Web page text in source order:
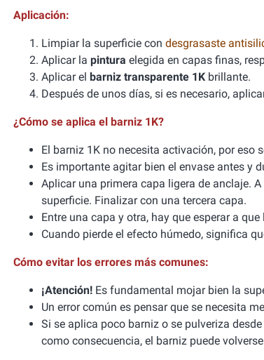
Aplicación:
Limpiar la superficie con desgrasaste
Aplicar la pintura elegida en capas finas,
Aplicar el barniz transparente 1K brillante.
Después de unos días, si es necesario,
¿Cómo se aplica el barniz 1K?
El barniz 1K no necesita activación, por eso
Es importante agitar bien el envase antes y
Aplicar una primera capa ligera de anclaje.
superficie. Finalizar con una tercera capa.
Entre una capa y otra, hay que esperar a
Cuando pierde el efecto húmedo, significa
Cómo evitar los errores más comunes:
¡Atención! Es fundamental mojar bien la
Un error común es pensar que se necesita
Si se aplica poco barniz o se pulveriza
como consecuencia, el barniz puede